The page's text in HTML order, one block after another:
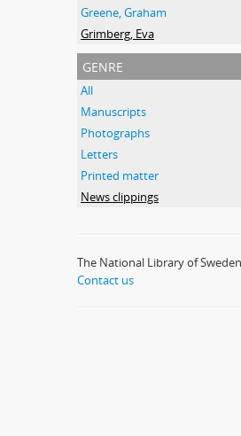
Greene, Graham
Grimberg, Eva
genre
All
Manuscripts
Photographs
Letters
Printed matter
News clippings
The National Library of Sweden
Contact us